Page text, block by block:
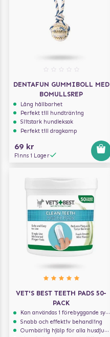
DENTAFUN GUMMIBOLL MED
BOMULLSREP
Lång hållbarhet
Perfekt till hundträning
Slitstark hundleksak
Perfekt till dragkamp
69 kr
Finns i Lager
VET'S BEST TEETH PADS 50-
PACK
Kan användas i förebyggande syfte
Snabb och effektiv behandling
Oumbärlig hjälp för alla husdjursägare